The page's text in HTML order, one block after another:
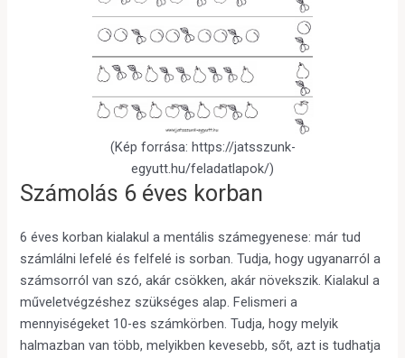
(Kép forrása: https://jatsszunk-
egyutt.hu/feladatlapok/)
Számolás 6 éves korban
6 éves korban kialakul a mentális számegyenese: már tud
számlálni lefelé és felfelé is sorban. Tudja, hogy ugyanarról a
számsorról van szó, akár csökken, akár növekszik. Kialakul a
műveletvégzéshez szükséges alap. Felismeri a
mennyiségeket 10-es számkörben. Tudja, hogy melyik
halmazban van több, melyikben kevesebb, sőt, azt is tudhatja